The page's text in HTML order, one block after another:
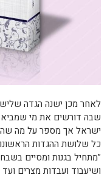
לאחר מכן ישנה הגדה
שבה דורשים את מי
ישראל אך מספר על מה
כל שלושת ההגדות
”מתחיל בגנות ומסיים
ושיעבוד ועבדות מצרים